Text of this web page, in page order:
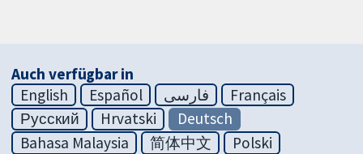
Auch verfügbar in
English
Español فارسی
Français
Русский
Hrvatski
Deutsch
Bahasa Malaysia
简体中文 Polski